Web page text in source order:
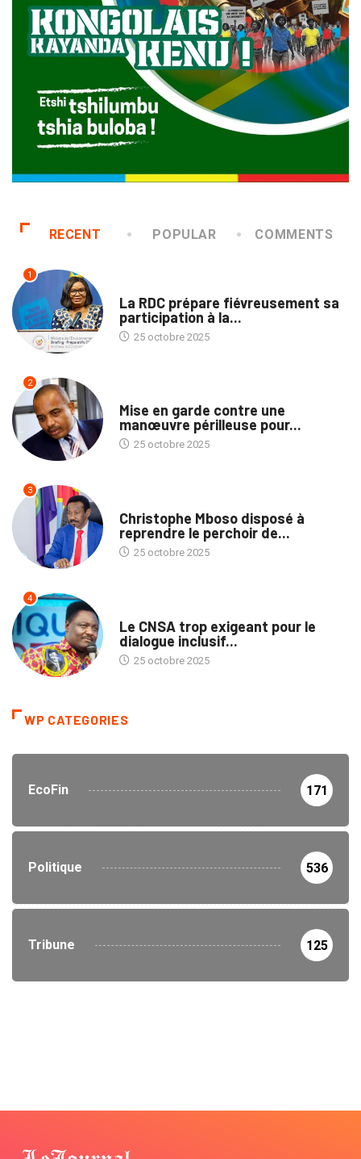
RECENT POPULAR COMMENTS
1
La RDC prépare fiévreusement sa
participation à la...
25 octobre 2025
2
Mise en garde contre une
manœuvre périlleuse pour...
25 octobre 2025
3
Christophe Mboso disposé à
reprendre le perchoir de...
25 octobre 2025
4
Le CNSA trop exigeant pour le
dialogue inclusif...
25 octobre 2025
WP CATEGORIES
EcoFin 171
Politique 536
Tribune 125